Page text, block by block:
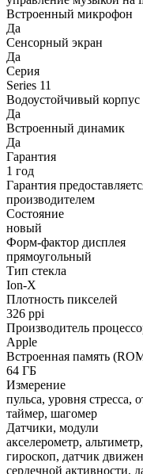
Встроенный микрофон
Да
Сенсорный экран
Да
Серия
Series 11
Водоустойчивый корпус
Да
Встроенный динамик
Да
Гарантия
1 год
Гарантия
производителем
Состояние
новый
Форм-фактор дисплея
прямоугольный
Тип стекла
Ion-X
Плотность пикселей
326 ppi
Производитель
Apple
Встроенная память
64 ГБ
Измерение
пульса, уровня стресса,
таймер, шагомер
Датчики, модули
акселерометр,
гироскоп, датчик
сердечной активности,